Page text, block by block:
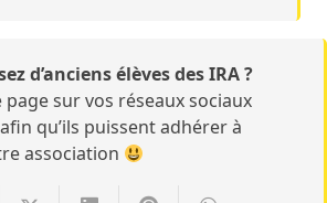
d’anciens élèves des IRA ?
sur vos réseaux sociaux
qu’ils puissent adhérer à
association